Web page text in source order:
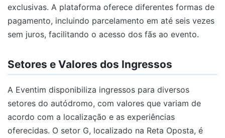
exclusivas. A plataforma oferece diferentes formas de
pagamento, incluindo parcelamento em até seis vezes
sem juros, facilitando o acesso dos fãs ao evento.
Setores e Valores dos Ingressos
A Eventim disponibiliza ingressos para diversos
setores do autódromo, com valores que variam de
acordo com a localização e as experiências
oferecidas. O setor G, localizado na Reta Oposta, é